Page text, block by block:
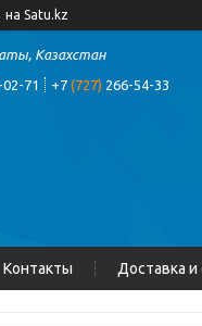
на Satu.kz
Казахстан
02-71 +7 (727) 266-54-33
Контакты Доставка и